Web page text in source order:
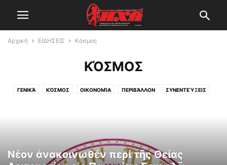
Αρχική ΕΙΔΗΣΕΙΣ Κόσμος
ΚΌΣΜΟΣ
ΓΕΝΙΚΆ ΚΌΣΜΟΣ ΟΙΚΟΝΟΜΊΑ ΠΕΡΙΒΆΛΛΟΝ ΣΥΝΕΝΤΕΎΞΕΙΣ
Νέον ἀνακοινωθέν περί τῆς Θείας